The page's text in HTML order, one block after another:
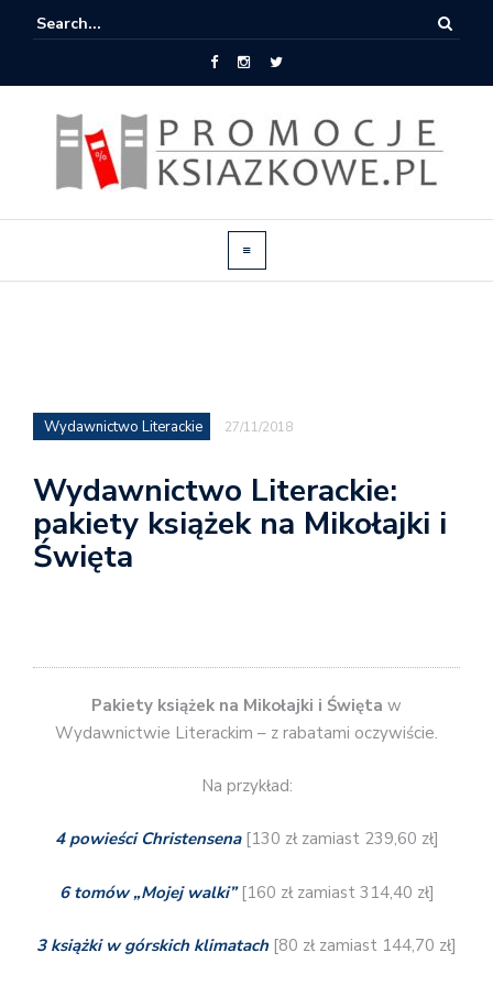
Wydawnictwo Literackie 27/11/2018
Wydawnictwo Literackie:
pakiety książek na Mikołajki i
Święta
Pakiety książek na Mikołajki i Święta w
Wydawnictwie Literackim – z rabatami oczywiście.
Na przykład:
4 powieści Christensena[130 zł zamiast 239,60 zł]
6 tomów „Mojej walki”[160 zł zamiast 314,40 zł]
3 książki w górskich klimatach[80 zł zamiast 144,70 zł]